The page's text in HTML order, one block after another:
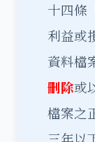
十四條
利益或
資料檔
刪除或
檔案之